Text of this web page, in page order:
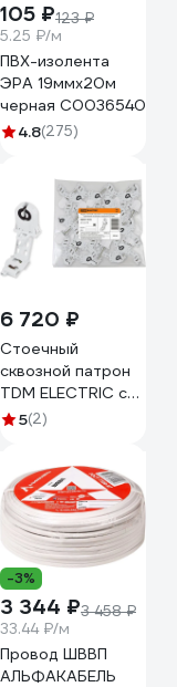
105 ₽123 ₽
5.25 ₽/м
ПВХ-изолента
ЭРА 19ммх20м
черная C0036540
4.8(275)
6 720 ₽
Стоечный
сквозной патрон
TDM ELECTRIC со
стартеродержателем
G13 SQ0351-0010
5(2)
-3%
3 344 ₽3 458 ₽
33.44 ₽/м
Провод ШВВП
АЛЬФАКАБЕЛЬ